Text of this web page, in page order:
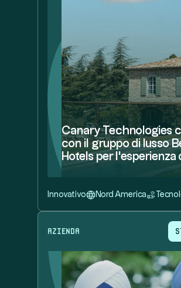
Canary Technologies
con il gruppo di lusso
Hotels per l'esperienza
Innovativo Nord America
azienda